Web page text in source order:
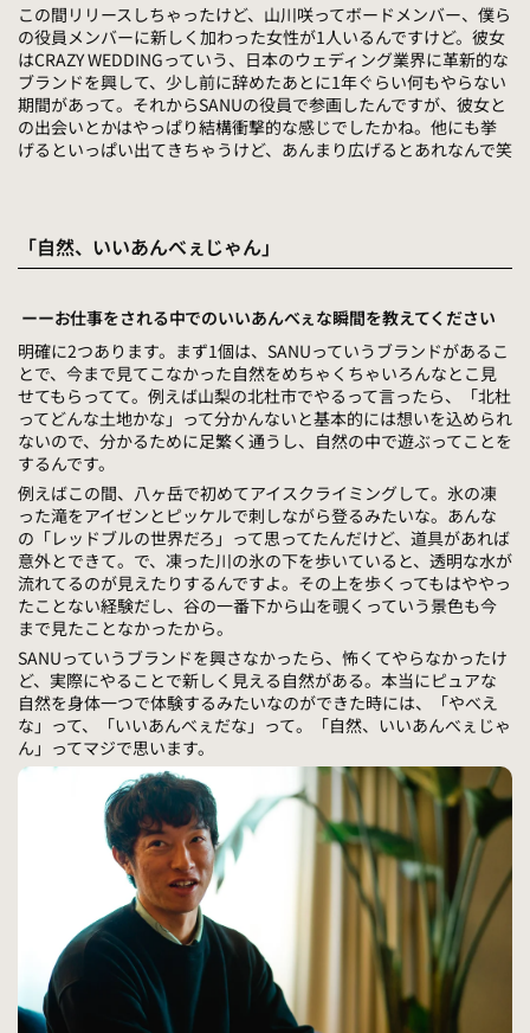
この間リリースしちゃったけど、山川咲ってボードメンバー、僕ら
の役員メンバーに新しく加わった女性が1人いるんですけど。彼女
はCRAZY WEDDINGっていう、日本のウェディング業界に革新的な
ブランドを興して、少し前に辞めたあとに1年ぐらい何もやらない
期間があって。それからSANUの役員で参画したんですが、彼女と
の出会いとかはやっぱり結構衝撃的な感じでしたかね。 他にも挙
げるといっぱい出てきちゃうけど、あんまり広げるとあれなんで笑
「自然、いいあんべぇじゃん」
ーーお仕事をされる中でのいいあんべぇな瞬間を教えてください
明確に2つあります。まず1個は、SANUっていうブランドがあるこ
とで、今まで見てこなかった自然をめちゃくちゃいろんなとこ見
せてもらってて。例えば山梨の北杜市でやるって言ったら、「北杜
ってどんな土地かな」って分かんないと基本的には想いを込められ
ないので、分かるために足繁く通うし、自然の中で遊ぶってことを
するんです。
例えばこの間、八ヶ岳で初めてアイスクライミングして。氷の凍
った滝をアイゼンとピッケルで刺しながら登るみたいな。あんな
の「レッドブルの世界だろ」って思ってたんだけど、道具があれば
意外とできて。で、凍った川の氷の下を歩いていると、透明な水が
流れてるのが見えたりするんですよ。その上を歩くってもはややっ
たことない経験だし、谷の一番下から山を覗くっていう景色も今
まで見たことなかったから。
SANUっていうブランドを興さなかったら、怖くてやらなかったけ
ど、実際にやることで新しく見える自然がある。本当にピュアな
自然を身体一つで体験するみたいなのができた時には、「やべえ
な」って、「いいあんべぇだな」って。「自然、いいあんべぇじゃ
ん」ってマジで思います。